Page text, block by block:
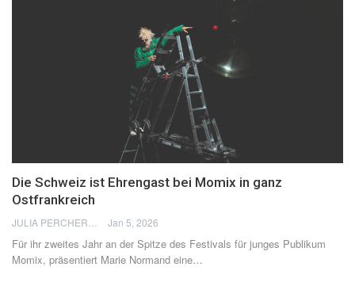
Die Schweiz ist Ehrengast bei Momix in ganz
Ostfrankreich
Jan 5, 2026
Für ihr zweites Jahr an der Spitze des Festivals für junges Publikum
Momix, präsentiert Marie Normand eine…